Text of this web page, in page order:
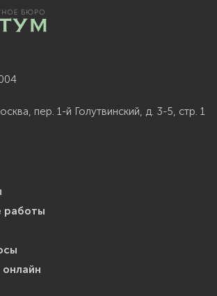
пер. 1-й Голутвинский, д. 3-5, стр. 1
работы